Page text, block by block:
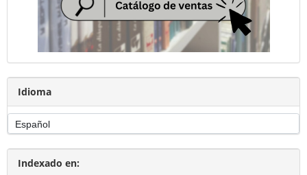
Idioma
Indexado en: